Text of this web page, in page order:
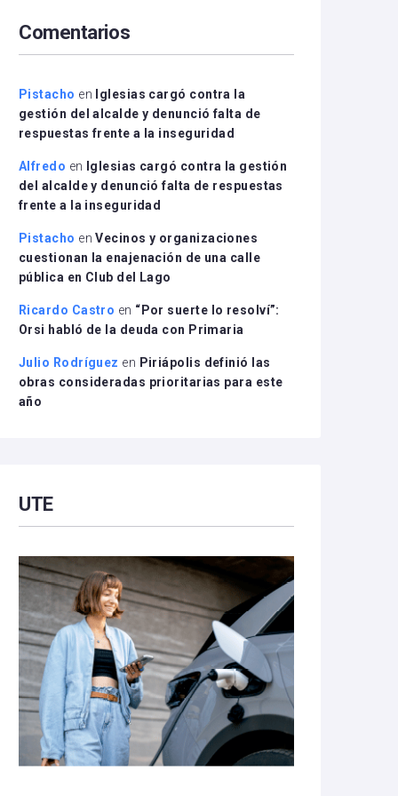
disminuir
el
Comentarios
Pistacho en
Iglesias cargó contra la
gestión del alcalde y denunció falta de
respuestas frente a la inseguridad
Alfredo en
Iglesias cargó contra la gestión
del alcalde y denunció falta de respuestas
frente a la inseguridad
Pistacho enVecinos y organizaciones
cuestionan la enajenación de una calle
pública en Club del Lago
Ricardo Castro en “Por suerte lo resolví”:
Orsi habló de la deuda con Primaria
Julio Rodríguez en Piriápolis definió las
obras consideradas prioritarias para este
año
UTE